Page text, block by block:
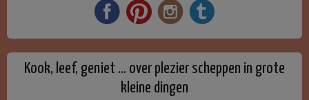
Kook, leef, geniet … over plezier scheppen in grote
kleine dingen